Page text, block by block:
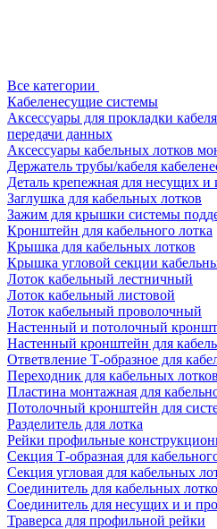
Все категории
Кабеленесущие системы
Аксессуары для прокладки
передачи данных
Аксессуары кабельных лотков
Держатель трубы/кабеля
Деталь крепежная для несущих
Заглушка для кабельных лотков
Зажим для крышки системы
Кронштейн для кабельного лотка
Крышка для кабельных лотков
Крышка угловой секции
Лоток кабельный лестничный
Лоток кабельный листовой
Лоток кабельный проволочный
Настенный и потолочный
Настенный кронштейн для
Ответвление Т-образное для
Переходник для кабельных лотков
Пластина монтажная для
Потолочный кронштейн для
Разделитель для лотка
Рейки профильные
Секция Т-образная для
Секция угловая для кабельных
Соединитель для кабельных
Соединитель для несущих и и
Траверса для профильной рейки